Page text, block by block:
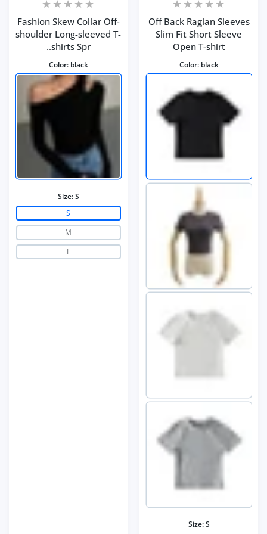
Off Back Raglan Sleeves
Slim Fit Short Sleeve
Open T-shirt
Color: black
Size:S
Fashion Skew Collar Off-
shoulder Long-sleeved T-
shirts Spr..
Color: black
Size:S
S
M
L